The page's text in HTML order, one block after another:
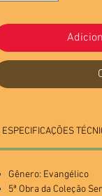
ESPECIFICAÇÕES
Gênero: Evangélico
5ª Obra da Coleção